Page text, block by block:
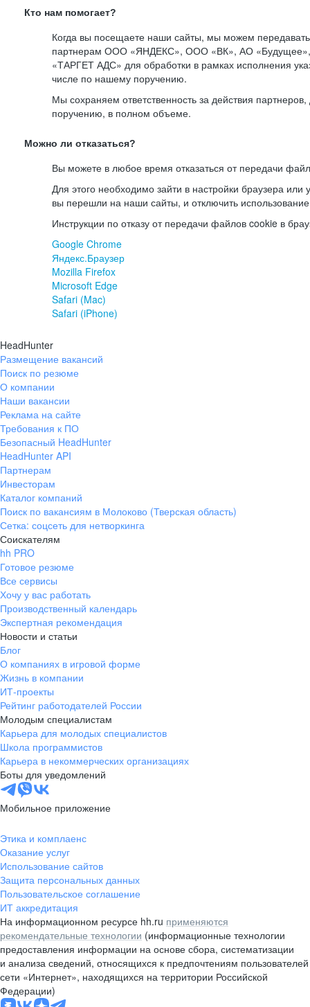
Кто нам помогает?
Когда вы посещаете наши сайты, мы можем
партнерам ООО «ЯНДЕКС», ООО «ВК», АО
«ТАРГЕТ АДС» для обработки в рамках исполнения
числе по нашему поручению.
Мы сохраняем ответственность за действия
поручению, в полном объеме.
Можно ли отказаться?
Вы можете в любое время отказаться от передачи
Для этого необходимо зайти в настройки браузера или
вы перешли на наши сайты, и отключить
Инструкции по отказу от передачи файлов cookie в
Google Chrome
Яндекс.Браузер
Mozilla Firefox
Microsoft Edge
Safari (Mac)
Safari (iPhone)
HeadHunter
Размещение вакансий
Поиск по резюме
О компании
Наши вакансии
Реклама на сайте
Требования к ПО
Безопасный HeadHunter
HeadHunter API
Партнерам
Инвесторам
Каталог компаний
Поиск по вакансиям в Молоково (Тверская область)
Сетка: соцсеть для нетворкинга
Соискателям
hh PRO
Готовое резюме
Все сервисы
Хочу у вас работать
Производственный календарь
Экспертная рекомендация
Новости и статьи
Блог
О компаниях в игровой форме
Жизнь в компании
ИТ-проекты
Рейтинг работодателей России
Молодым специалистам
Карьера для молодых специалистов
Школа программистов
Карьера в некоммерческих организациях
Боты для уведомлений
Мобильное приложение
Этика и комплаенс
Оказание услуг
Использование сайтов
Защита персональных данных
Пользовательское соглашение
ИТ аккредитация
На информационном ресурсе hh.ru применяются
рекомендательные технологии (информационные технологии
предоставления информации на основе сбора, систематизации
и анализа сведений, относящихся к предпочтениям пользователей
сети «Интернет», находящихся на территории Российской
Федерации)